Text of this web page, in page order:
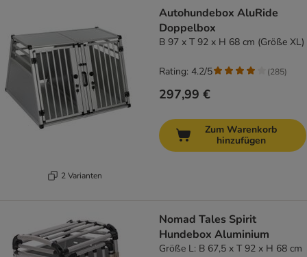
2 Varianten
Autohundebox AluRide
Doppelbox
B 97 x T 92 x H 68 cm (Größe XL)
297,99 €
Rating: 4.2/5 (285)
Zum Warenkorb
hinzufügen
Nomad Tales Spirit
Hundebox Aluminium
Größe L: B 67,5 x T 92 x H 68 cm